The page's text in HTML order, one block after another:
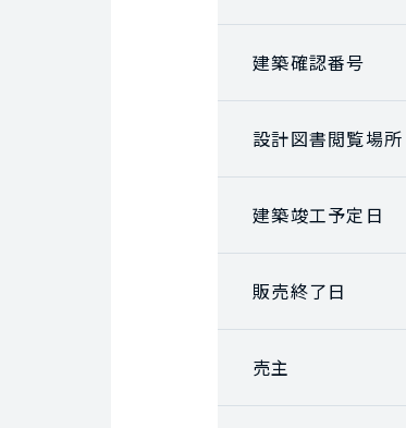
建築確認番号
設計図書閲覧場所
建築竣工予定日
販売終了日
売主